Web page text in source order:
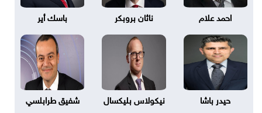
احمد علام ناثان بروبكر باسك أير
حيدر باشا نيكولاس بليكسال شفيق طرابلسي